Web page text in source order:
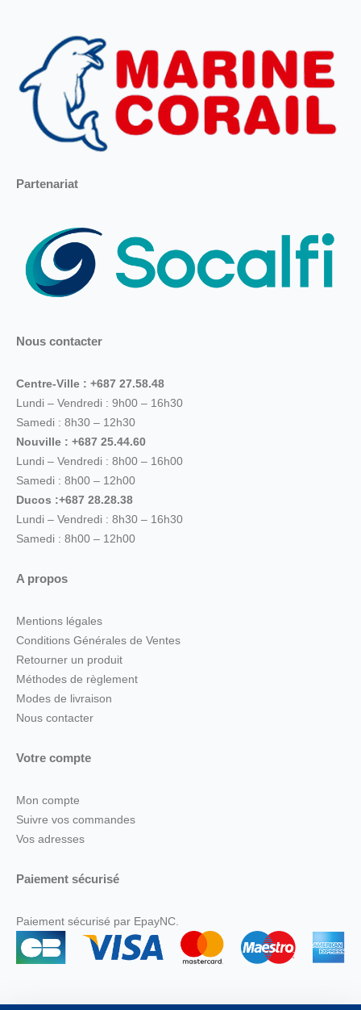
Partenariat
Nous contacter
Centre-Ville : +687 27.58.48
Lundi – Vendredi : 9h00 – 16h30
Samedi : 8h30 – 12h30
Nouville : +687 25.44.60
Lundi – Vendredi : 8h00 – 16h00
Samedi : 8h00 – 12h00
Ducos :+687 28.28.38
Lundi – Vendredi : 8h30 – 16h30
Samedi : 8h00 – 12h00
A propos
Mentions légales
Conditions Générales de Ventes
Retourner un produit
Méthodes de règlement
Modes de livraison
Nous contacter
Votre compte
Mon compte
Suivre vos commandes
Vos adresses
Paiement sécurisé
Paiement sécurisé par EpayNC.